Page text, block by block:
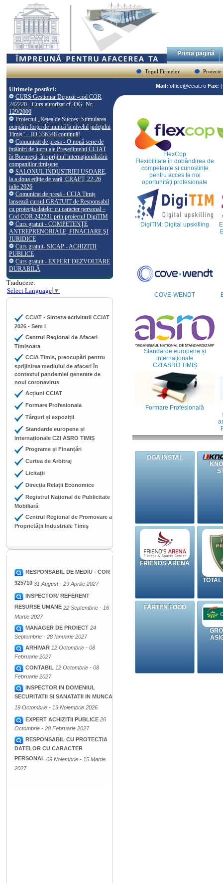
Prima pagină
Topul Firmelor Proiecte
Ultimele postări:
CURS Gestionar Depozit -cod COR
242220 - Curs autorizat cf. OG. Nr.
129/2000
Proiectul „Rețea de Succes: Stimularea
ocupării forței de muncă la nivelul județului
Timiș” – ID 336348 continuă!
Comunicat de presa - O nouă serie de
întâlniri de lucru ale Președintelui CCIAT
în București, în sprijinul internaționalizării
companiilor timișene
SALONUL INDUSTRIEI UȘOARE,
la a doua ediție de vară, CRAFT, 22-26
iulie 2026
Comunicat de presă - CCIA Timiș
lansează cursul GRATUIT de Responsabil
cu protecția datelor cu caracter personal –
Cod COR 242231 prin proiectul DigiTIM
Curs gratuit - COMPETENŢE
ANTREPRENORIALE, FINACIARE ŞI
JURIDICE
Curs gratuit- SICAP - ACHIZIŢII
PUBLICE
Curs gratuit - EXPERT DEZVOLTARE
DURABILĂ
Traducere:
Select Language ▼
CCIAT - Sinteza activitatii CCIAT
2026 - Sem I
Centrul Regional de Afaceri
Timișoara
CCIA Timis, preocupări pentru
sprijinirea mediului de afaceri în
contextul pandemiei generate de
noul coronavirus
Acțiuni CCIAT
Formare Profesionala
Târguri și expoziții
Standarde europene și
internaționale CZI ASRO TIMIȘ
Programe și Finanțări
Curtea de Arbitraj
Licitații
Direcția Relații Economice
Registrul Național de Publicitate
Mobiliară
Centrul Regional de Promovare a
Proprietății Industriale Timiș
RESPONSABIL DE MEDIU - COR
325710 31 August - 29 Aprilie 2027
INSPECTOR/ REFERENT
RESURSE UMANE 22 Septembrie - 16
Martie 2027
MANAGER DE PROIECT 24
Septembrie - 28 Ianuarie 2027
ARHIVAR 12 Octombrie - 08
Februarie 2027
CONTABIL 12 Octombrie - 08
Februarie 2027
INSPECTOR IN DOMENIUL
SECURITATII SI SANATATII IN MUNCA
19 Octombrie - 19 Noiembrie 2026
EXPERT ACHIZITII PUBLICE 26
Octombrie - 28 Februarie 2027
RESPONSABIL CU PROTECTIA
DATELOR CU CARACTER
PERSONAL 09 Noiembrie - 15 Martie
2027
Mail: office@cciat.ro Fax:
FlexCop
Flexibilitate în dobândirea de
competențe și cunoștințe
pentru acces la noi
oportunități profesionale
DigiTIM: Digital upskilling
COVE-WENDT
Standarde europene și
internaționale
CZI ASRO TIMIȘ
Formare Profesională
DGA INSTAL
FRIENDS ARENA
TOTAL
FARTEN FOOD